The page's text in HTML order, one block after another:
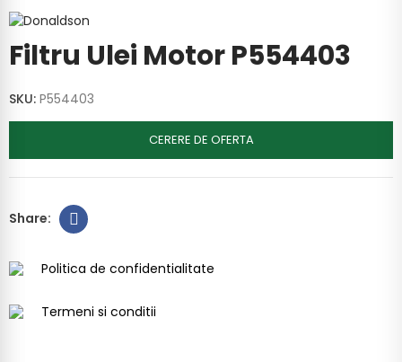
Filtru Ulei Motor P554403
SKU: P554403
CERERE DE OFERTA
Politica de confidentialitate
Termeni si conditii